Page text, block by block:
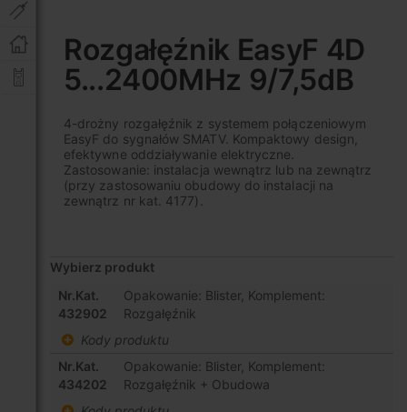
Rozgałęźnik EasyF 4D
5...2400MHz 9/7,5dB
4-drożny rozgałęźnik z systemem połączeniowym
EasyF do sygnałów SMATV. Kompaktowy design,
efektywne oddziaływanie elektryczne.
Zastosowanie: instalacja wewnątrz lub na zewnątrz
(przy zastosowaniu obudowy do instalacji na
zewnątrz nr kat. 4177).
Wybierz produkt
Elementy
produktów
Nr.Kat.
432902
Opakowanie: Blister, Komplement:
Rozgałęźnik
Kody produktu
Nr.Kat.
434202
Opakowanie: Blister, Komplement:
Rozgałęźnik + Obudowa
początek
galerii